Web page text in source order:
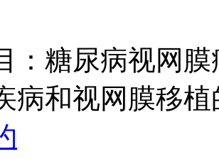
： 糖尿病视网
病和视网膜移